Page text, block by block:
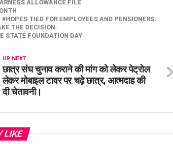
ALLOWANCE FILE
HOPES TIED FOR EMPLOYEES AND PENSIONERS.
THE DECISION.
STATE FOUNDATION DAY
UP NEXT
छात्र संघ चुनाव कराने की मांग को लेकर पेट्रोल
लेकर मोबाइल टावर पर चढ़े छात्र, आत्मदाह की
दी चेतावनी।
LIKE